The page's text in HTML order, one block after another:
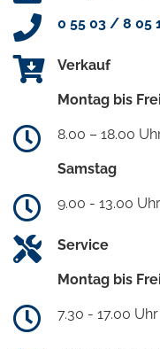
0 55 03 / 8 05
Verkauf
Montag bis
8.00 – 18.00
Samstag
9.00 - 13.00 Uhr
Service
Montag bis
7.30 - 17.00 Uhr